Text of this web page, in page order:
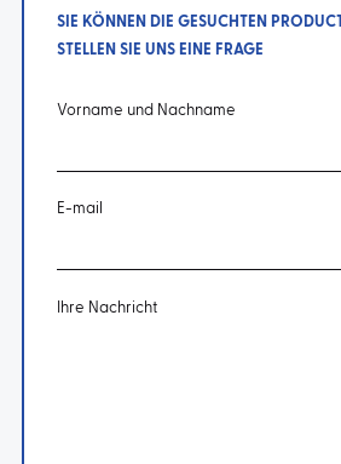
SIE KÖNNEN DIE GESUCHTEN
STELLEN SIE UNS EINE FRAGE
Vorname und Nachname
E-mail
Ihre Nachricht